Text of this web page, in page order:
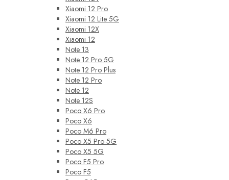
Xiaomi 12 Pro
Xiaomi 12 Lite 5G
Xiaomi 12X
Xiaomi 12
Note 13
Note 12 Pro 5G
Note 12 Pro Plus
Note 12 Pro
Note 12
Note 12S
Poco X6 Pro
Poco X6
Poco M6 Pro
Poco X5 Pro 5G
Poco X5 5G
Poco F5 Pro
Poco F5